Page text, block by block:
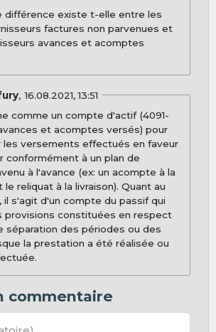
différence existe t-elle entre les
factures non parvenues et
avances et acomptes
16.08.2021, 13:51
comme un compte d'actif (4091-
et acomptes versés) pour
les versements effectués en faveur
conformément à un plan de
à l'avance (ex: un acompte à la
reliquat à la livraison). Quant au
il s'agit d'un compte du passif qui
provisions constituées en respect
séparation des périodes ou des
la prestation a été réalisée ou
commentaire